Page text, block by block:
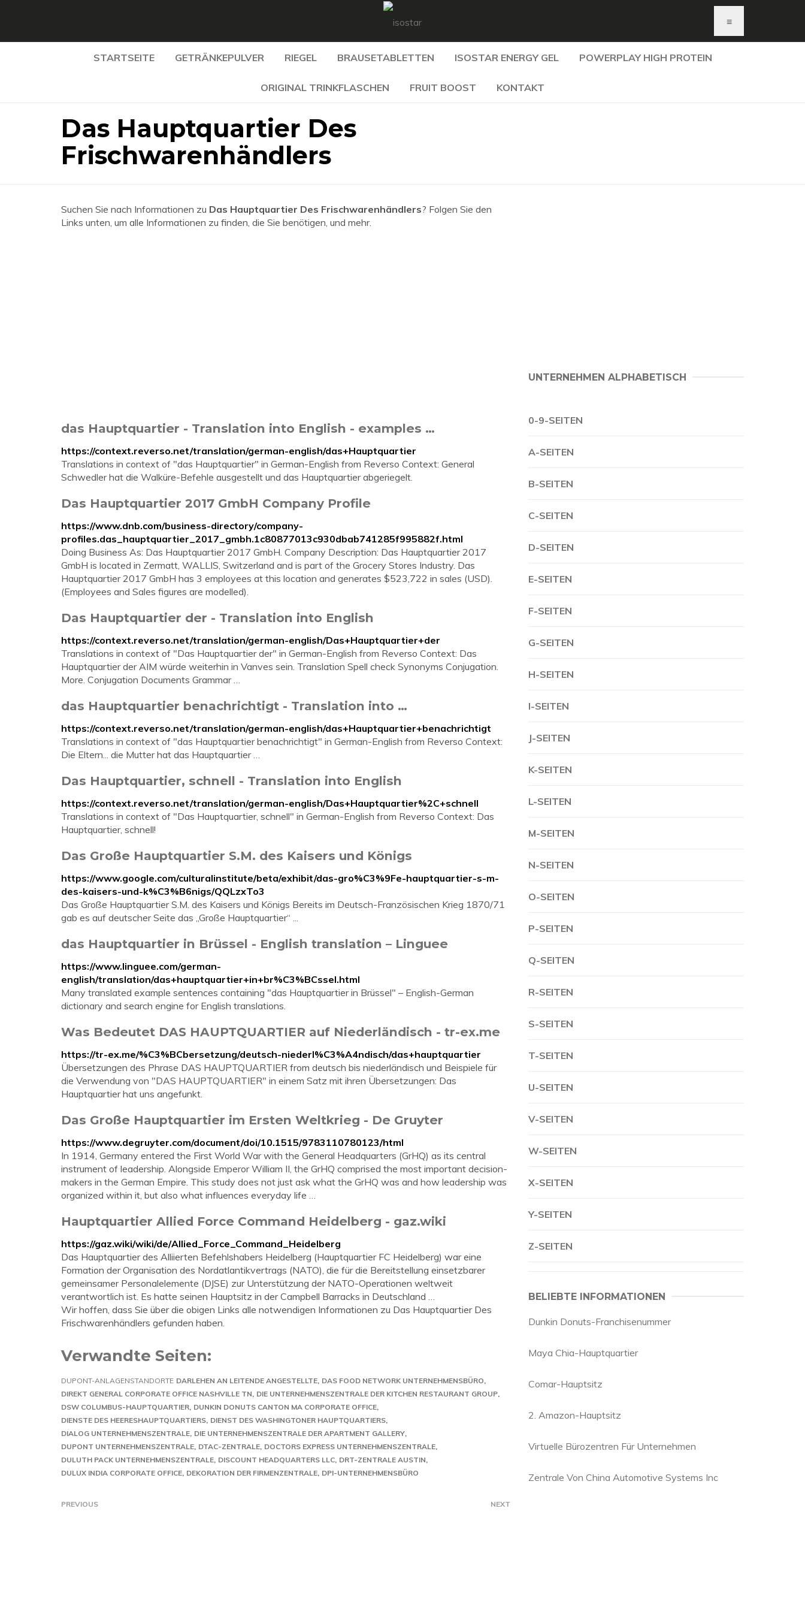
≡
STARTSEITE GETRÄNKEPULVER RIEGEL BRAUSETABLETTEN ISOSTAR ENERGY GEL POWERPLAY HIGH PROTEIN
ORIGINAL TRINKFLASCHEN FRUIT BOOST KONTAKT
Das Hauptquartier Des
Frischwarenhändlers
Suchen Sie nach Informationen zu Das Hauptquartier Des Frischwarenhändlers? Folgen Sie den
Links unten, um alle Informationen zu finden, die Sie benötigen, und mehr.
das Hauptquartier - Translation into English - examples …
https://context.reverso.net/translation/german-english/das+Hauptquartier
Translations in context of "das Hauptquartier" in German-English from Reverso Context: General
Schwedler hat die Walküre-Befehle ausgestellt und das Hauptquartier abgeriegelt.
Das Hauptquartier 2017 GmbH Company Profile
https://www.dnb.com/business-directory/company-
profiles.das_hauptquartier_2017_gmbh.1c80877013c930dbab741285f995882f.html
Doing Business As: Das Hauptquartier 2017 GmbH. Company Description: Das Hauptquartier 2017
GmbH is located in Zermatt, WALLIS, Switzerland and is part of the Grocery Stores Industry. Das
Hauptquartier 2017 GmbH has 3 employees at this location and generates $523,722 in sales (USD).
(Employees and Sales figures are modelled).
Das Hauptquartier der - Translation into English
https://context.reverso.net/translation/german-english/Das+Hauptquartier+der
Translations in context of "Das Hauptquartier der" in German-English from Reverso Context: Das
Hauptquartier der AIM würde weiterhin in Vanves sein. Translation Spell check Synonyms Conjugation.
More. Conjugation Documents Grammar …
das Hauptquartier benachrichtigt - Translation into …
https://context.reverso.net/translation/german-english/das+Hauptquartier+benachrichtigt
Translations in context of "das Hauptquartier benachrichtigt" in German-English from Reverso Context:
Die Eltern... die Mutter hat das Hauptquartier …
Das Hauptquartier, schnell - Translation into English
https://context.reverso.net/translation/german-english/Das+Hauptquartier%2C+schnell
Translations in context of "Das Hauptquartier, schnell" in German-English from Reverso Context: Das
Hauptquartier, schnell!
Das Große Hauptquartier S.M. des Kaisers und Königs
https://www.google.com/culturalinstitute/beta/exhibit/das-gro%C3%9Fe-hauptquartier-s-m-
des-kaisers-und-k%C3%B6nigs/QQLzxTo3
Das Große Hauptquartier S.M. des Kaisers und Königs Bereits im Deutsch-Französischen Krieg 1870/71
gab es auf deutscher Seite das „Große Hauptquartier“ ...
das Hauptquartier in Brüssel - English translation – Linguee
https://www.linguee.com/german-
english/translation/das+hauptquartier+in+br%C3%BCssel.html
Many translated example sentences containing "das Hauptquartier in Brüssel" – English-German
dictionary and search engine for English translations.
Was Bedeutet DAS HAUPTQUARTIER auf Niederländisch - tr-ex.me
https://tr-ex.me/%C3%BCbersetzung/deutsch-niederl%C3%A4ndisch/das+hauptquartier
Übersetzungen des Phrase DAS HAUPTQUARTIER from deutsch bis niederländisch und Beispiele für
die Verwendung von "DAS HAUPTQUARTIER" in einem Satz mit ihren Übersetzungen: Das
Hauptquartier hat uns angefunkt.
Das Große Hauptquartier im Ersten Weltkrieg - De Gruyter
https://www.degruyter.com/document/doi/10.1515/9783110780123/html
In 1914, Germany entered the First World War with the General Headquarters (GrHQ) as its central
instrument of leadership. Alongside Emperor William II, the GrHQ comprised the most important decision-
makers in the German Empire. This study does not just ask what the GrHQ was and how leadership was
organized within it, but also what influences everyday life …
Hauptquartier Allied Force Command Heidelberg - gaz.wiki
https://gaz.wiki/wiki/de/Allied_Force_Command_Heidelberg
Das Hauptquartier des Alliierten Befehlshabers Heidelberg (Hauptquartier FC Heidelberg) war eine
Formation der Organisation des Nordatlantikvertrags (NATO), die für die Bereitstellung einsetzbarer
gemeinsamer Personalelemente (DJSE) zur Unterstützung der NATO-Operationen weltweit
verantwortlich ist. Es hatte seinen Hauptsitz in der Campbell Barracks in Deutschland …
Wir hoffen, dass Sie über die obigen Links alle notwendigen Informationen zu Das Hauptquartier Des
Frischwarenhändlers gefunden haben.
Verwandte Seiten:
DUPONT-ANLAGENSTANDORTE DARLEHEN AN LEITENDE ANGESTELLTE DAS FOOD NETWORK UNTERNEHMENSBÜRO
DIREKT GENERAL CORPORATE OFFICE NASHVILLE TN DIE UNTERNEHMENSZENTRALE DER KITCHEN RESTAURANT GROUP
DSW COLUMBUS-HAUPTQUARTIER DUNKIN DONUTS CANTON MA CORPORATE OFFICE
DIENSTE DES HEERESHAUPTQUARTIERS DIENST DES WASHINGTONER HAUPTQUARTIERS
DIALOG UNTERNEHMENSZENTRALE DIE UNTERNEHMENSZENTRALE DER APARTMENT GALLERY
DUPONT UNTERNEHMENSZENTRALE DTAC-ZENTRALE DOCTORS EXPRESS UNTERNEHMENSZENTRALE
DULUTH PACK UNTERNEHMENSZENTRALE DISCOUNT HEADQUARTERS LLC DRT-ZENTRALE AUSTIN
DULUX INDIA CORPORATE OFFICE DEKORATION DER FIRMENZENTRALE DPI-UNTERNEHMENSBÜRO
PREVIOUS NEXT
UNTERNEHMEN ALPHABETISCH
0-9-SEITEN
A-SEITEN
B-SEITEN
C-SEITEN
D-SEITEN
E-SEITEN
F-SEITEN
G-SEITEN
H-SEITEN
I-SEITEN
J-SEITEN
K-SEITEN
L-SEITEN
M-SEITEN
N-SEITEN
O-SEITEN
P-SEITEN
Q-SEITEN
R-SEITEN
S-SEITEN
T-SEITEN
U-SEITEN
V-SEITEN
W-SEITEN
X-SEITEN
Y-SEITEN
Z-SEITEN
BELIEBTE INFORMATIONEN
Dunkin Donuts-Franchisenummer
Maya Chia-Hauptquartier
Comar-Hauptsitz
2. Amazon-Hauptsitz
Virtuelle Bürozentren Für Unternehmen
Zentrale Von China Automotive Systems Inc